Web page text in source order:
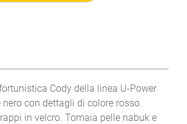
Cody della linea U-Power
nero con dettagli di colore rosso.
in velcro. Tomaia pelle nabuk e